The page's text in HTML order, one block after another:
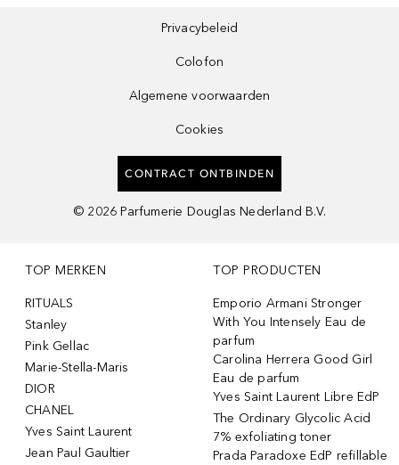
Privacybeleid
Colofon
Algemene voorwaarden
Cookies
CONTRACT ONTBINDEN
© 2026 Parfumerie Douglas Nederland B.V.
TOP MERKEN
RITUALS
Stanley
Pink Gellac
Marie-Stella-Maris
DIOR
CHANEL
Yves Saint Laurent
Jean Paul Gaultier
TOP PRODUCTEN
Emporio Armani Stronger
With You Intensely Eau de
parfum
Carolina Herrera Good Girl
Eau de parfum
Yves Saint Laurent Libre EdP
The Ordinary Glycolic Acid
7% exfoliating toner
Prada Paradoxe EdP refillable